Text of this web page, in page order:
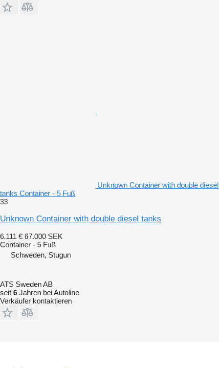
Unknown Container with double diesel
tanks Container - 5 Fuß
33
Unknown Container with double diesel tanks
6.111 € 67.000 SEK
Container - 5 Fuß
Schweden, Stugun
ATS Sweden AB
seit 6 Jahren bei Autoline
Verkäufer kontaktieren